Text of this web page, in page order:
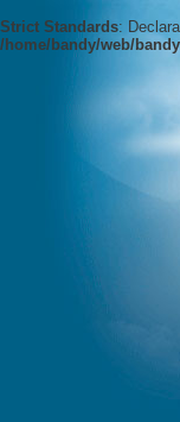
Strict Standards:
/home/bandy/web/